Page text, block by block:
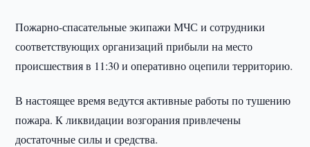
Пожарно-спасательные экипажи МЧС и сотрудники
соответствующих организаций прибыли на место
происшествия в 11:30 и оперативно оцепили территорию.
В настоящее время ведутся активные работы по тушению
пожара. К ликвидации возгорания привлечены
достаточные силы и средства.